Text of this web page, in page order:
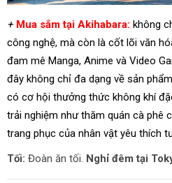
+ Mua sắm tại Akihabara: không
công nghệ, mà còn là cốt lõi văn
đam mê Manga, Anime và Video
đây không chỉ đa dạng về sản
có cơ hội thưởng thức không khí
trải nghiệm như thăm quán cà phê
trang phục của nhân vật yêu thích
Tối: Đoàn ăn tối. Nghỉ đêm tại